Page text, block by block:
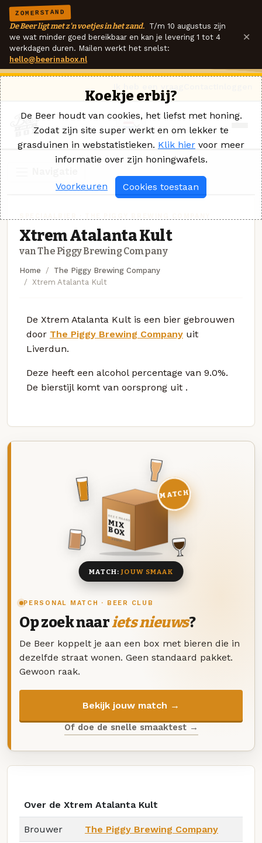
ZOMERSTAND
De Beer ligt met z'n voetjes in het zand. T/m 10 augustus zijn
we wat minder goed bereikbaar en kan je levering 1 tot 4
werkdagen duren. Mailen werkt het snelst:
hello@beerinabox.nl
×
Xtrem Atalanta Kult
van The Piggy Brewing Company
Home
The Piggy Brewing Company
Xtrem Atalanta Kult
De Xtrem Atalanta Kult is een bier gebrouwen
door The Piggy Brewing Company uit
Liverdun.
Deze heeft een alcohol percentage van 9.0%.
De bierstijl komt van oorsprong uit .
PERSONAL MATCH · BEER CLUB
Op zoek naariets nieuws?
De Beer koppelt je aan een box met bieren die in
dezelfde straat wonen. Geen standaard pakket.
Gewoon raak.
Bekijk jouw match →
Of doe de snelle smaaktest →
DEZE MAAND
MIX
BOX
8 BIEREN
MATCH
MATCH:JOUW SMAAK
Over de Xtrem Atalanta Kult
Brouwer The Piggy Brewing Company
Koekje erbij?
De Beer houdt van cookies, het liefst met honing.
Zodat zijn site super werkt en om lekker te
grasduinen in webstatistieken. Klik hier voor meer
informatie over zijn honingwafels.
Voorkeuren Cookies toestaan